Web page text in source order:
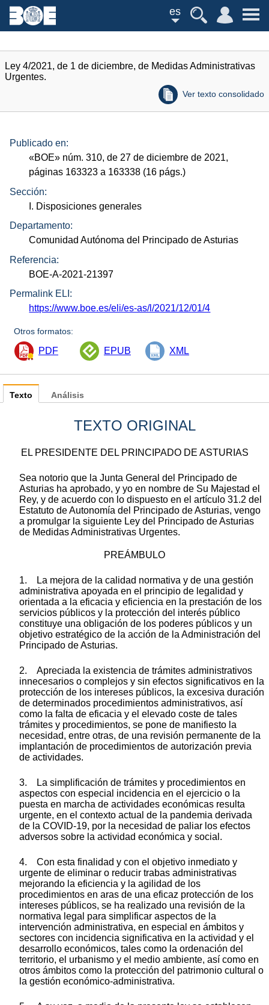
es
Ley 4/2021, de 1 de diciembre, de Medidas Administrativas
Urgentes.
Ver texto consolidado
Publicado en:
«BOE» núm. 310, de 27 de diciembre de 2021,
páginas 163323 a 163338 (16 págs.)
Sección:
I. Disposiciones generales
Departamento:
Comunidad Autónoma del Principado de Asturias
Referencia:
BOE-A-2021-21397
Permalink ELI:
https://www.boe.es/eli/es-as/l/2021/12/01/4
Otros formatos:
PDF EPUB XML
Texto
TEXTO ORIGINAL
EL PRESIDENTE DEL PRINCIPADO DE ASTURIAS
Sea notorio que la Junta General del Principado de
Asturias ha aprobado, y yo en nombre de Su Majestad el
Rey, y de acuerdo con lo dispuesto en el artículo 31.2 del
Estatuto de Autonomía del Principado de Asturias, vengo
a promulgar la siguiente Ley del Principado de Asturias
de Medidas Administrativas Urgentes.
PREÁMBULO
1. La mejora de la calidad normativa y de una gestión
administrativa apoyada en el principio de legalidad y
orientada a la eficacia y eficiencia en la prestación de los
servicios públicos y la protección del interés público
constituye una obligación de los poderes públicos y un
objetivo estratégico de la acción de la Administración del
Principado de Asturias.
2. Apreciada la existencia de trámites administrativos
innecesarios o complejos y sin efectos significativos en la
protección de los intereses públicos, la excesiva duración
de determinados procedimientos administrativos, así
como la falta de eficacia y el elevado coste de tales
trámites y procedimientos, se pone de manifiesto la
necesidad, entre otras, de una revisión permanente de la
implantación de procedimientos de autorización previa
de actividades.
3. La simplificación de trámites y procedimientos en
aspectos con especial incidencia en el ejercicio o la
puesta en marcha de actividades económicas resulta
urgente, en el contexto actual de la pandemia derivada
de la COVID-19, por la necesidad de paliar los efectos
adversos sobre la actividad económica y social.
4. Con esta finalidad y con el objetivo inmediato y
urgente de eliminar o reducir trabas administrativas
mejorando la eficiencia y la agilidad de los
procedimientos en aras de una eficaz protección de los
intereses públicos, se ha realizado una revisión de la
normativa legal para simplificar aspectos de la
intervención administrativa, en especial en ámbitos y
sectores con incidencia significativa en la actividad y el
desarrollo económicos, tales como la ordenación del
territorio, el urbanismo y el medio ambiente, así como en
otros ámbitos como la protección del patrimonio cultural o
la gestión económico-administrativa.
Análisis